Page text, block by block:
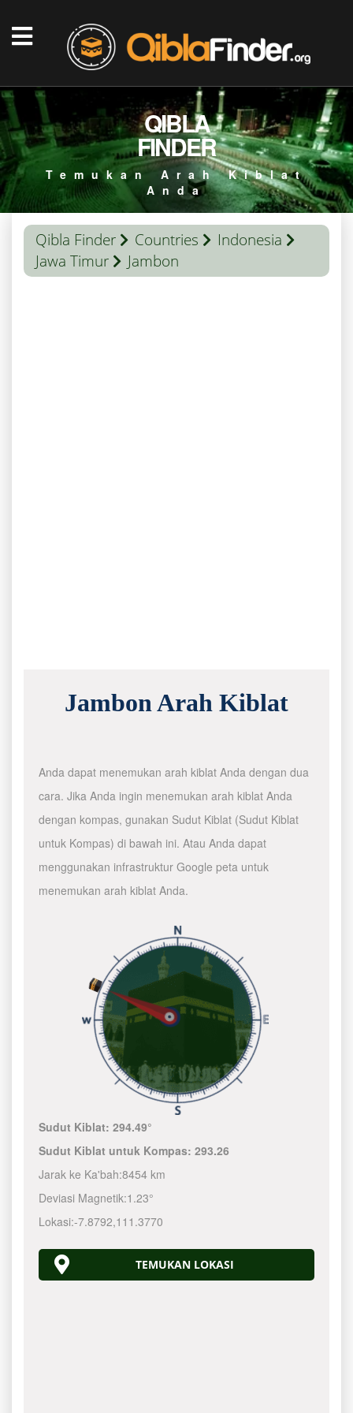
QIBLA
FINDER
Temukan Arah Kiblat
Anda
Qibla Finder Countries
Indonesia
Jawa Timur
Jambon
Jambon Arah Kiblat
Anda dapat menemukan arah kiblat Anda dengan dua
cara. Jika Anda ingin menemukan arah kiblat Anda
dengan kompas, gunakan Sudut Kiblat (Sudut Kiblat
untuk Kompas) di bawah ini. Atau Anda dapat
menggunakan infrastruktur Google peta untuk
menemukan arah kiblat Anda.
Sudut Kiblat:294.49°
Sudut Kiblat untuk Kompas:293.26
Jarak ke Ka'bah:8454 km
Deviasi Magnetik:1.23°
Lokasi:-7.8792,111.3770
TEMUKAN LOKASI